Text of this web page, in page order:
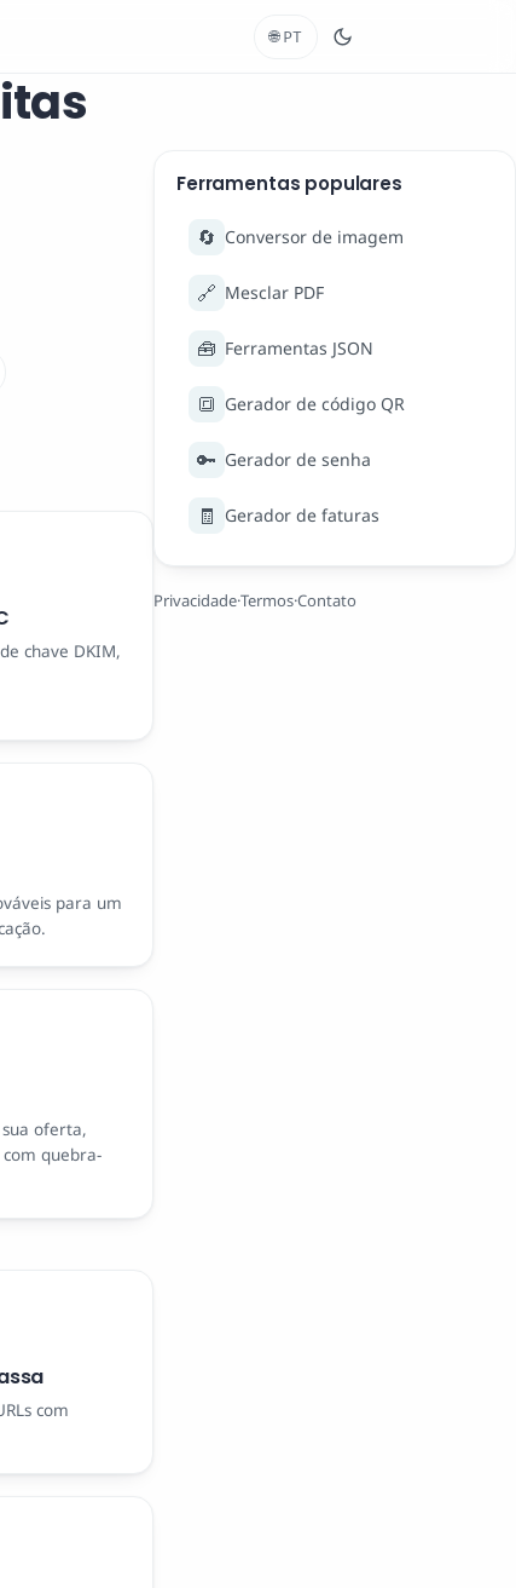
🌐 PT
chave DKIM,
​​para um
oferta,
quebra-
com
Ferramentas populares
🔄 Conversor de imagem
🔗 Mesclar PDF
🧰 Ferramentas JSON
🔳 Gerador de código QR
🔑 Gerador de senha
🧾 Gerador de faturas
Privacidade·Termos·Contato